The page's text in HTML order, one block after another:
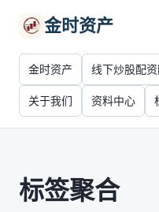
金时资产
金时资产 线下炒股配
关于我们 资料中心
标签聚合